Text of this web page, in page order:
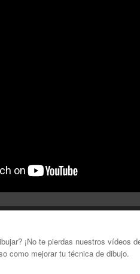
¡No te pierdas nuestros vídeos
como mejorar tu técnica de dibujo.